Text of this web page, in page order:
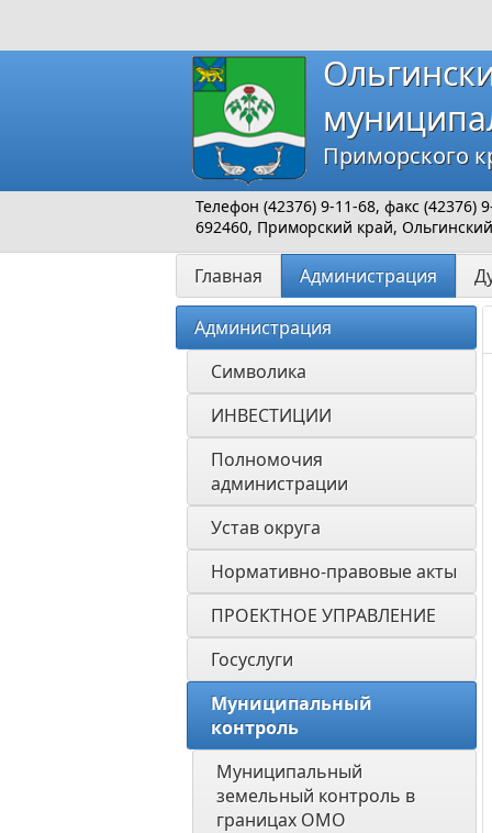
Приморского
Телефон (42376) 9-11-68, факс
692460, Приморский край,
Главная Администрация
Администрация
Символика
ИНВЕСТИЦИИ
Полномочия
администрации
Устав округа
Нормативно-правовые акты
ПРОЕКТНОЕ УПРАВЛЕНИЕ
Госуслуги
Муниципальный
контроль
Муниципальный
земельный контроль в
границах ОМО